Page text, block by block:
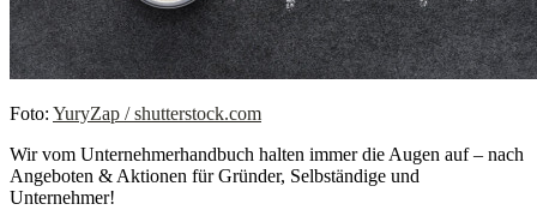
Foto: YuryZap / shutterstock.com
Wir vom Unternehmerhandbuch halten immer die Augen auf – nach
Angeboten & Aktionen für Gründer, Selbständige und
Unternehmer!